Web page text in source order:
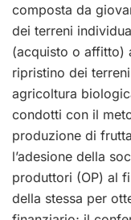
composta da
dei terreni
(acquisto o affitto)
ripristino dei
agricoltura
condotti con il
produzione di
l’adesione della
produttori (OP) al
della stessa per